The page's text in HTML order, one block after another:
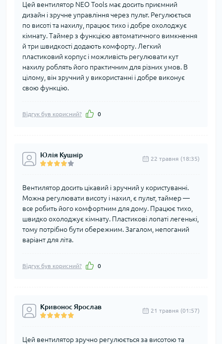
Цей вентилятор NEO Tools має досить приємний
дизайн і зручне управління через пульт. Регулюється
по висоті та нахилу, працює тихо і добре охолоджує
кімнату. Таймер з функцією автоматичного вимкнення
й три швидкості додають комфорту. Легкий
пластиковий корпус і можливість регулювати кут
нахилу роблять його практичним для різних умов. В
цілому, він зручний у використанні і добре виконує
свою функцію.
Відгук був корисний? 0
Юлія Кушнір 22 травня (18:35)
Вентилятор досить цікавий і зручний у користуванні.
Можна регулювати висоту і нахил, є пульт, таймер —
все робить його комфортним для дому. Працює тихо,
швидко охолоджує кімнату. Пластикові лопаті легенькі,
тому потрібно бути обережним. Загалом, непоганий
варіант для літа.
Відгук був корисний? 0
Кривонос Ярослав 21 травня (01:57)
Цей вентилятор зручно регулюється за висотою та